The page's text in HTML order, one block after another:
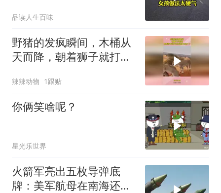
品读人生百味
野猪的发疯瞬间，木桶从
天而降，朝着狮子就打去
辣辣动物 1跟贴
你俩笑啥呢？
星光乐世界
火箭军亮出五枚导弹底
牌：美军航母在南海还有